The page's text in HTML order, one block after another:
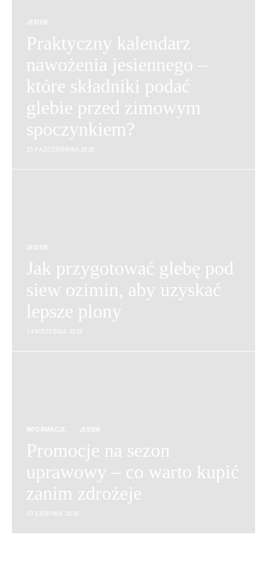
JESIEŃ
Praktyczny kalendarz
nawożenia jesiennego –
które składniki podać
glebie przed zimowym
spoczynkiem?
JESIEŃ
Jak przygotować glebę pod
siew ozimin, aby uzyskać
lepsze plony
INFORMACJE JESIEŃ
Promocje na sezon
uprawowy – co warto kupić
zanim zdrożeje